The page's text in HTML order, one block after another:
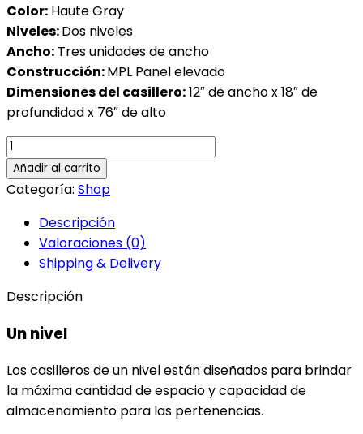
Color: Haute Gray
Niveles:Dos niveles
Ancho: Tres unidades de ancho
Construcción:MPL Panel elevado
Dimensiones del casillero:12″ de ancho x 18″ de
profundidad x 76″ de alto
Locker
Elevado
Haute
cantidad
Añadir al carrito
Categoría: Shop
Descripción
Valoraciones (0)
Shipping & Delivery
Descripción
Un nivel
Los casilleros de un nivel están diseñados para brindar
la máxima cantidad de espacio y capacidad de
almacenamiento para las pertenencias.